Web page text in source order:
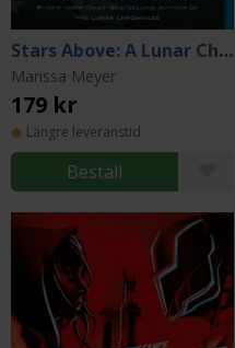
Stars Above: A Lunar Chronicles Collection
Marissa Meyer
179 kr
Längre leveranstid
Beställ